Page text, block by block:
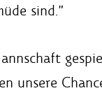
sind."
unsere